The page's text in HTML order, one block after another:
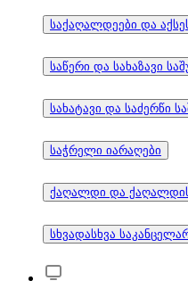
საქაღალდეები და
საწერი და სახაზავი
სახატავი და საძერწი
საჭრელი იარაღები
ქაღალდი და ქაღალდის
სხვადასხვა